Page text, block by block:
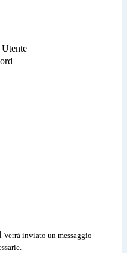
Verrà inviato un messaggio